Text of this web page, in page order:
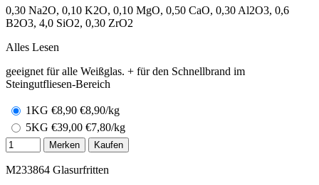
0,30 Na2O, 0,10 K2O, 0,10 MgO, 0,50 CaO, 0,30 Al2O3, 0,6
B2O3, 4,0 SiO2, 0,30 ZrO2
Alles Lesen
geeignet für alle Weißglas. + für den Schnellbrand im
Steingutfliesen-Bereich
1KG €8,90 €8,90/kg
5KG €39,00 €7,80/kg
Merken Kaufen
M233864 Glasurfritten